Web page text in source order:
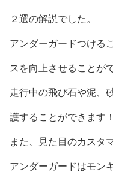
２選の解説でした。
アンダーガードつける
スを向上させることが
走行中の飛び石や泥、
護することができます！
また、見た目のカスタ
アンダーガードはモン